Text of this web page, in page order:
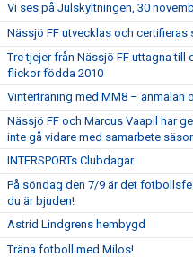
Vi ses på Julskyltningen, 30
Nässjö FF utvecklas och certifieras
Tre tjejer från Nässjö FF uttagna
flickor födda 2010
Vinterträning med MM8 – anmälan
Nässjö FF och Marcus Vaapil har
inte gå vidare med samarbete
INTERSPORTs Clubdagar
På söndag den 7/9 är det
du är bjuden!
Astrid Lindgrens hembygd
Träna fotboll med Milos!